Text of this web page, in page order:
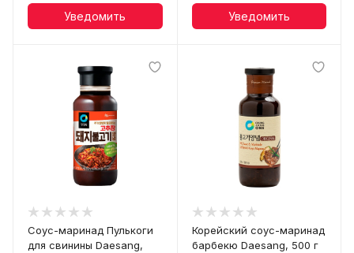
Уведомить Уведомить
Соус-маринад Пулькоги
для свинины Daesang,
Корейский соус-маринад
барбекю Daesang, 500 г